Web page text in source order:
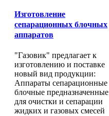
Изготовление
сепарационных блочных
аппаратов
"Газовик" предлагает к
изготовлению и поставке
новый вид продукции:
Аппараты сепарационные
блочные предназначенные
для очистки и сепарации
жидких и газовых смесей